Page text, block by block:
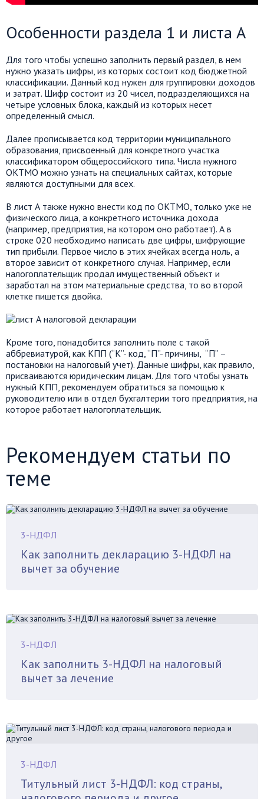
Особенности раздела 1 и листа А
Для того чтобы успешно заполнить первый раздел, в нем
нужно указать цифры, из которых состоит код бюджетной
классификации. Данный код нужен для группировки доходов
и затрат. Шифр состоит из 20 чисел, подразделяющихся на
четыре условных блока, каждый из которых несет
определенный смысл.
Далее прописывается код территории муниципального
образования, присвоенный для конкретного участка
классификатором общероссийского типа. Числа нужного
ОКТМО можно узнать на специальных сайтах, которые
являются доступными для всех.
В лист А также нужно внести код по ОКТМО, только уже не
физического лица, а конкретного источника дохода
(например, предприятия, на котором оно работает). А в
строке 020 необходимо написать две цифры, шифрующие
тип прибыли. Первое число в этих ячейках всегда ноль, а
второе зависит от конкретного случая. Например, если
налогоплательщик продал имущественный объект и
заработал на этом материальные средства, то во второй
клетке пишется двойка.
Кроме того, понадобится заполнить поле с такой
аббревиатурой, как КПП (“К”- код, “П”- причины, “П” –
постановки на налоговый учет). Данные шифры, как правило,
присваиваются юридическим лицам. Для того чтобы узнать
нужный КПП, рекомендуем обратиться за помощью к
руководителю или в отдел бухгалтерии того предприятия, на
которое работает налогоплательщик.
Рекомендуем статьи по
теме
3-НДФЛ
Как заполнить декларацию 3-НДФЛ на
вычет за обучение
3-НДФЛ
Как заполнить 3-НДФЛ на налоговый
вычет за лечение
3-НДФЛ
Титульный лист 3-НДФЛ: код страны,